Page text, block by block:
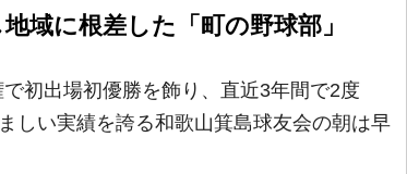
域に根差した「町の野球部」
初出場初優勝を飾り、直近3年間で2度
しい実績を誇る和歌山箕島球友会の朝は早